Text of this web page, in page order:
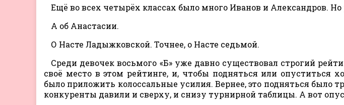
Ещё во всех четырёх классах было много Иванов и Александров. Но
А об Анастасии.
О Насте Ладыжковской. Точнее, о Насте седьмой.
Среди девочек восьмого «Б» уже давно существовал строгий
своё место в этом рейтинге, и, чтобы подняться или опуститься
было приложить колоссальные усилия. Вернее, это подняться было
конкуренты давили и сверху, и снизу турнирной таблицы. А вот